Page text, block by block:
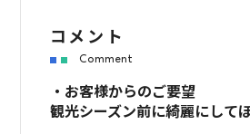
コメント
Comment
・お客様からのご要望
観光シーズン前に綺麗にしてほ